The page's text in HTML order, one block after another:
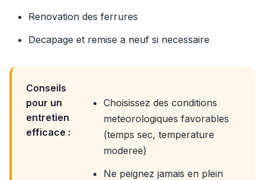
Renovation des ferrures
Decapage et remise a neuf si necessaire
Conseils
pour un
entretien
efficace :
Choisissez des conditions
meteorologiques favorables
(temps sec, temperature
moderee)
Ne peignez jamais en plein